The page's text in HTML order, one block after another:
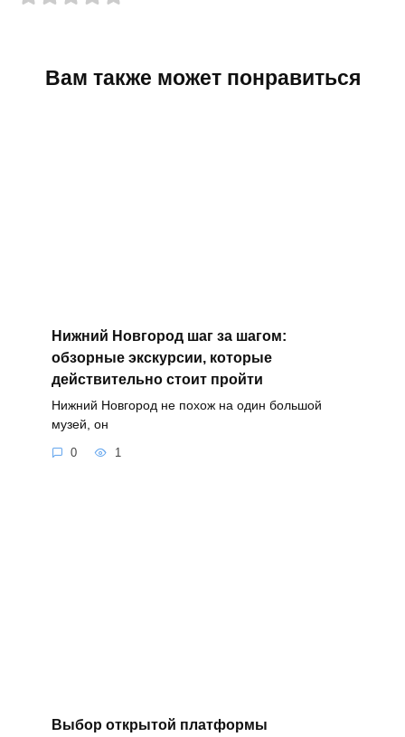
Вам также может понравиться
Нижний Новгород шаг за шагом:
обзорные экскурсии, которые
действительно стоит пройти
Нижний Новгород не похож на один большой
музей, он
0 1
Выбор открытой платформы